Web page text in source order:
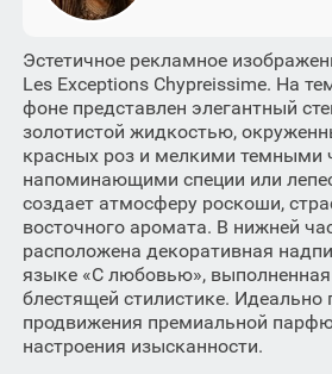
Эстетичное рекламное
Les Exceptions Chypreissime. На
фоне представлен элегантный
золотистой жидкостью,
красных роз и мелкими темными
напоминающими специи или
создает атмосферу роскоши,
восточного аромата. В нижней
расположена декоративная
языке «С любовью», выполненная
блестящей стилистике. Идеально
продвижения премиальной
настроения изысканности.